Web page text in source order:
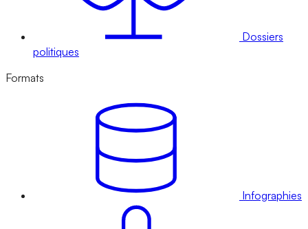
Dossiers
politiques
Formats
Infographies